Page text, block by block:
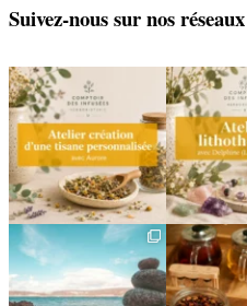
Suivez-nous sur nos
🌿 Créez votre tisane sur-
mesure
Un...
8 0
🌿 Un
2
🌿 Cinq mois, cinq façons
de souffler
...
Deux
Le